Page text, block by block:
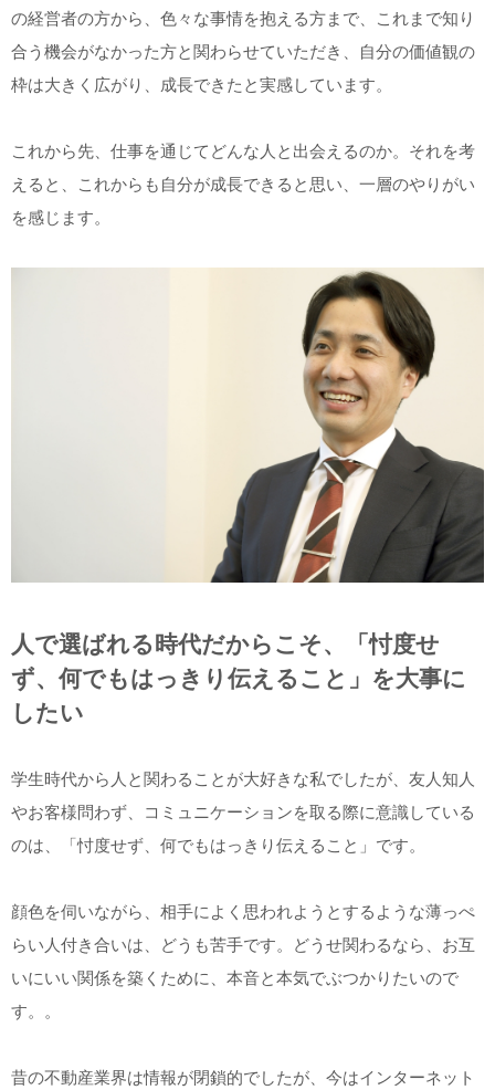
の経営者の方から、色々な事情を抱える方まで、これまで知り
合う機会がなかった方と関わらせていただき、自分の価値観の
枠は大きく広がり、成長できたと実感しています。
これから先、仕事を通じてどんな人と出会えるのか。それを考
えると、これからも自分が成長できると思い、一層のやりがい
を感じます。
人で選ばれる時代だからこそ、「忖度せ
ず、何でもはっきり伝えること」を大事に
したい
学生時代から人と関わることが大好きな私でしたが、友人知人
やお客様問わず、コミュニケーションを取る際に意識している
のは、「忖度せず、何でもはっきり伝えること」です。
顔色を伺いながら、相手によく思われようとするような薄っぺ
らい人付き合いは、どうも苦手です。どうせ関わるなら、お互
いにいい関係を築くために、本音と本気でぶつかりたいので
す。。
昔の不動産業界は情報が閉鎖的でしたが、今はインターネット